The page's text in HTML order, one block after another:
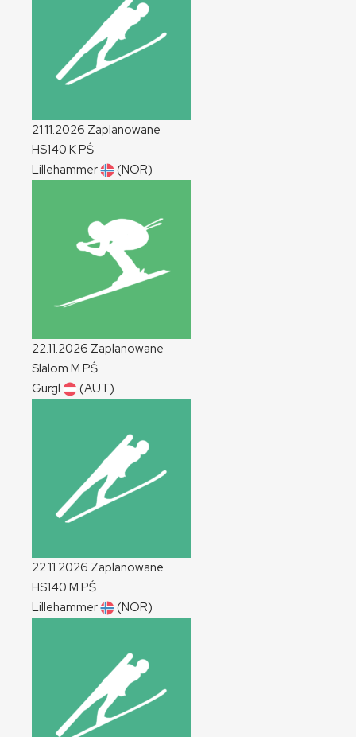
21.11.2026 Zaplanowane
HS140 KPŚ
Lillehammer
(NOR)
22.11.2026 Zaplanowane
Slalom M PŚ
Gurgl
(AUT)
22.11.2026 Zaplanowane
HS140 M PŚ
Lillehammer
(NOR)